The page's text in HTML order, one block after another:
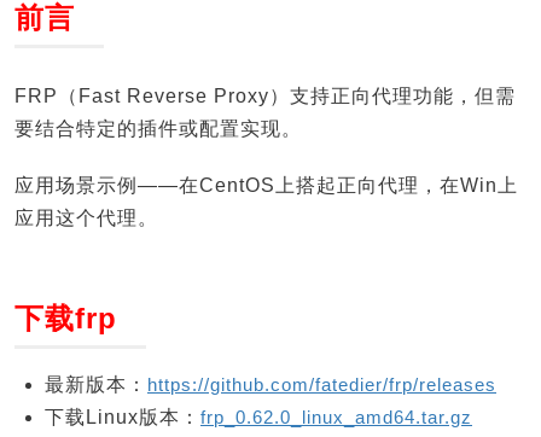
前言
FRP（Fast Reverse Proxy）支持正向代理功能，但需
要结合特定的插件或配置实现。
应用场景示例——在CentOS上搭起正向代理，在Win上
应用这个代理。
下载frp
最新版本： https://github.com/fatedier/frp/releases
下载Linux版本： frp_0.62.0_linux_amd64.tar.gz